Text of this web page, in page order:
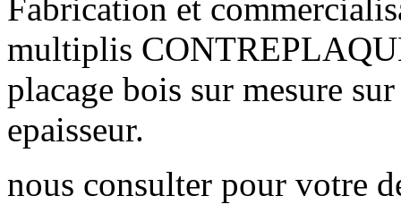
Fabrication et
multiplis
placage bois sur mesure
epaisseur.
nous consulter pour votre